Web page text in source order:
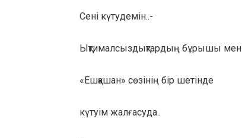
Сені күтудемін..-
Ықтималсыздықтардың бұрышы мен
«Ешқашан» сөзінің бір шетінде
күтуім жалғасуда..